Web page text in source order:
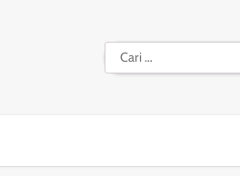
Cari
untuk: